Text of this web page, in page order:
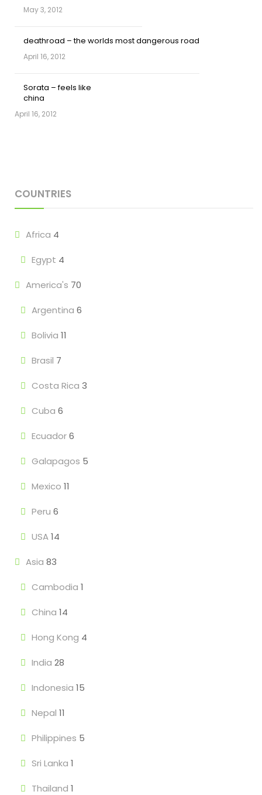
May 3, 2012
deathroad – the worlds most dangerous road
April 16, 2012
Sorata – feels like
china
April 16, 2012
COUNTRIES
Africa 4
Egypt 4
America's 70
Argentina 6
Bolivia 11
Brasil 7
Costa Rica 3
Cuba 6
Ecuador6
Galapagos 5
Mexico 11
Peru 6
USA14
Asia 83
Cambodia 1
China 14
Hong Kong 4
India 28
Indonesia 15
Nepal 11
Philippines 5
Sri Lanka 1
Thailand 1